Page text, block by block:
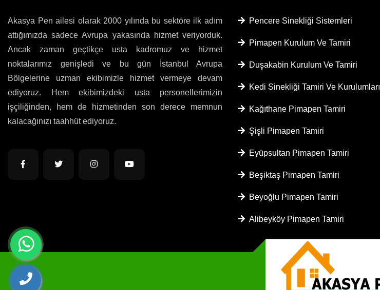
Akasya Pen ailesi olarak 2000 yılında bu sektöre ilk adım
attığımızda sadece Avrupa yakasında hizmet veriyorduk.
Ancak zaman geçtikçe usta kadromuz ve hizmet
noktalarımız genişledi ve bu gün İstanbul Avrupa
Bölgelerine uzman ekibimizle hizmet vermeye devam
ediyoruz. Hem ekibimizdeki usta personellerimizin
işçiliğinden, hem de hizmetinden son derece memnun
kalacağınızı taahhüt ediyoruz.
Pencere Sinekliği Sistemleri
Pimapen Kurulum Ve Tamiri
Duşakabin Kurulum Ve Tamiri
Kedi Sinekliği Tamiri Ve Kurulumları
Kağıthane Pimapen Tamiri
Şişli Pimapen Tamiri
Eyüpsultan Pimapen Tamiri
Beşiktaş Pimapen Tamiri
Beyoğlu Pimapen Tamiri
Alibeyköy Pimapen Tamiri